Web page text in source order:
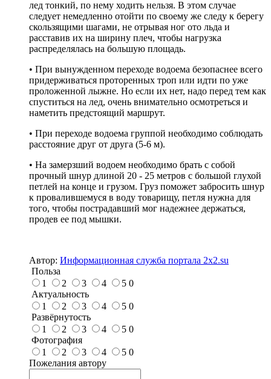
лед тонкий, по нему ходить нельзя. В этом случае
следует немедленно отойти по своему же следу к берегу
скользящими шагами, не отрывая ног ото льда и
расставив их на ширину плеч, чтобы нагрузка
распределялась на большую площадь.
• При вынужденном переходе водоема безопаснее всего
придерживаться проторенных троп или идти по уже
проложенной лыжне. Но если их нет, надо перед тем как
спуститься на лед, очень внимательно осмотреться и
наметить предстоящий маршрут.
• При переходе водоема группой необходимо соблюдать
расстояние друг от друга (5-6 м).
• На замерзший водоем необходимо брать с собой
прочный шнур длиной 20 - 25 метров с большой глухой
петлей на конце и грузом. Груз поможет забросить шнур
к провалившемуся в воду товарищу, петля нужна для
того, чтобы пострадавший мог надежнее держаться,
продев ее под мышки.
Автор: Информационная служба портала 2x2.su
Польза
1
2 3 4 5 0
Актуальность
1
2 3 4 5 0
Развёрнутость
1
2 3 4 5 0
Фотография
1
2 3 4 5 0
Пожелания автору